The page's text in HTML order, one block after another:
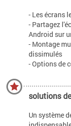
- Les écrans
- Partagez
Android sur
- Montage
dissimulés
- Options de
solutions
Un système